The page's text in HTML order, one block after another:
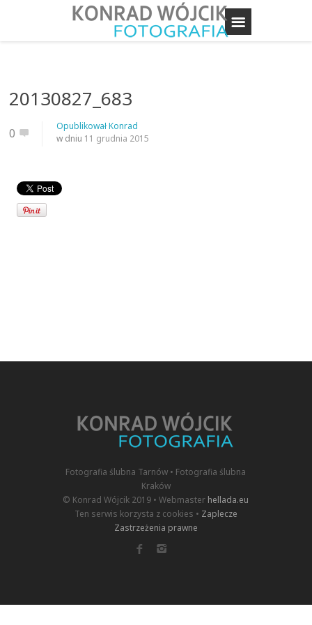
20130827_683
0 OpublikowałKonrad
w dniu 11 grudnia 2015
Fotografia ślubna Tarnów • Fotografia ślubna
Kraków
© Konrad Wójcik 2019 • Webmaster hellada.eu
Ten serwis korzysta z cookies • Zaplecze
Zastrzeżenia prawne